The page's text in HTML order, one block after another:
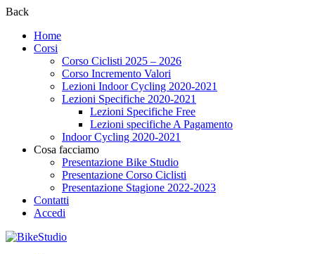
Back
Home
Corsi
Corso Ciclisti 2025 – 2026
Corso Incremento Valori
Lezioni Indoor Cycling 2020-2021
Lezioni Specifiche 2020-2021
Lezioni Specifiche Free
Lezioni specifiche A Pagamento
Indoor Cycling 2020-2021
Cosa facciamo
Presentazione Bike Studio
Presentazione Corso Ciclisti
Presentazione Stagione 2022-2023
Contatti
Accedi